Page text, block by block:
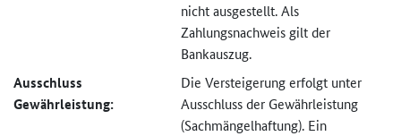
nicht ausgestellt. Als
Zahlungsnachweis gilt der
Bankauszug.
Ausschluss
Gewährleistung:
Die Versteigerung erfolgt unter
Ausschluss der Gewährleistung
(Sachmängel­haftung). Ein